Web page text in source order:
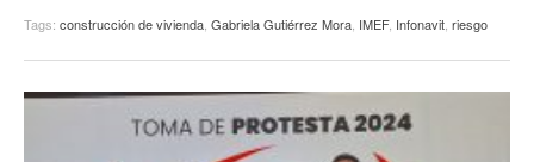
Tags: construcción de vivienda Gabriela Gutiérrez Mora IMEF, Infonavit riesgo